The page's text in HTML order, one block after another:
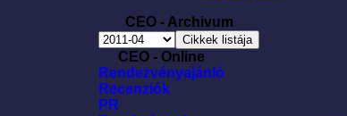
CEO - Archivum
CEO - Online
Rendezvényajánló
Recenziók
PR